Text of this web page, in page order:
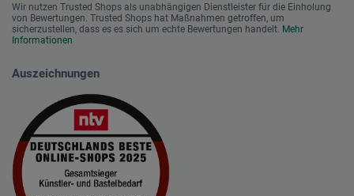
Wir nutzen Trusted Shops als unabhängigen Dienstleister für die Einholung
von Bewertungen. Trusted Shops hat Maßnahmen getroffen, um
sicherzustellen, dass es es sich um echte Bewertungen handelt. Mehr
Informationen
Auszeichnungen